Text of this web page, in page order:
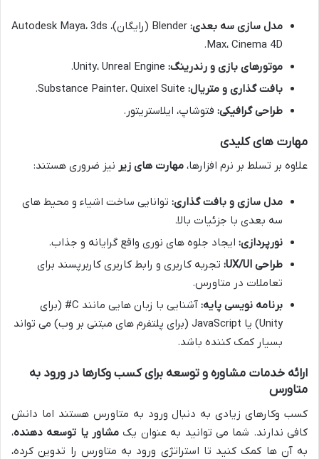
مدل سازی سه بعدی:
Blender (رایگان)، Autodesk Maya، 3ds
Max، Cinema 4D.
موتورهای بازی و رندرینگ:
بافت گذاری و متریال:
طراحی گرافیکی: فتوشاپ، ایلاستریتور.
مهارت های کلیدی
علاوه بر تسلط بر نرم افزارها، مهارت های زیر نیز ضروری هستند:
مدل سازی و بافت گذاری: توانایی ساخت اشیاء و محیط های
سه بعدی با جزئیات بالا.
نورپردازی: ایجاد جلوه های نوری واقع گرایانه و جذاب.
طراحی UX/UI:
تجربه کاربری و رابط کاربری کاربرپسند برای
تعاملات در متاورس.
برنامه نویسی پایه:
آشنایی با زبان هایی مانند C# (برای
Unity) یا JavaScript (برای پلتفرم های مبتنی بر وب) می تواند
بسیار کمک کننده باشد.
ارائه خدمات مشاوره و توسعه برای کسب وکارها در ورود به
متاورس
کسب وکارهای زیادی به دنبال ورود به متاورس هستند اما دانش
کافی ندارند. شما می توانید به عنوان یک مشاور یا توسعه دهنده،
به آن ها کمک کنید تا استراتژی ورود به متاورس را تدوین کرده،